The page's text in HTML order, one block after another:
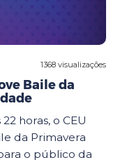
1368 visualizações
Baile da
horas, o CEU
da Primavera
o público da